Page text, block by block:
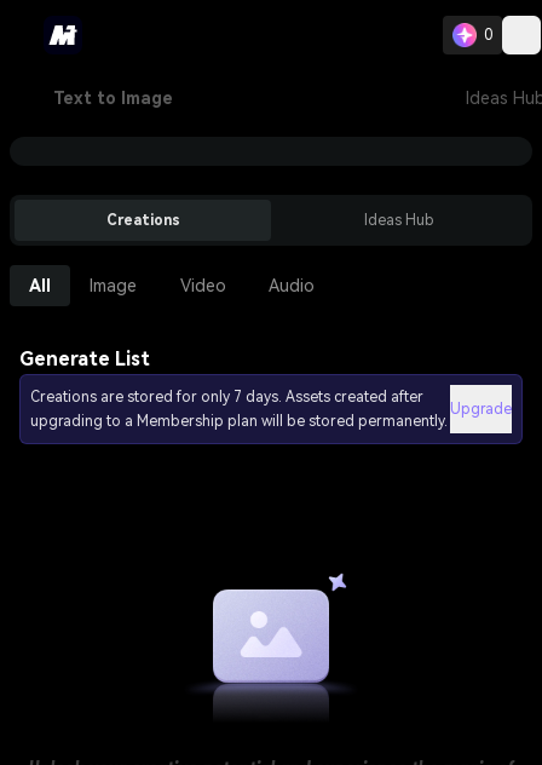
0
Text to Image Ideas
Creations Ideas Hub
All Image Video Audio
Generate List
Creations are stored for only 7 days. Assets created after
upgrading to a Membership plan will be stored permanently.
Upgrade